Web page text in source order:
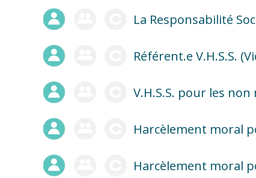
La Responsabilité
Référent.e V.H.S.S.
V.H.S.S. pour les
Harcèlement moral
Harcèlement moral